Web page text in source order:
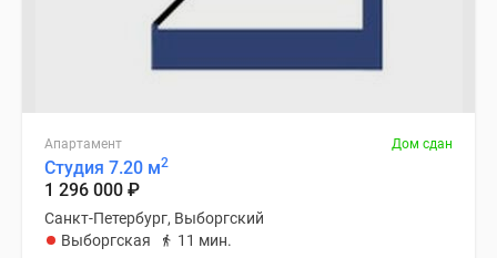
Апартамент Дом сдан
Студия 7.20 м2
1 296 000 ₽
Санкт-Петербург, Выборгский
Выборгская
11 мин.